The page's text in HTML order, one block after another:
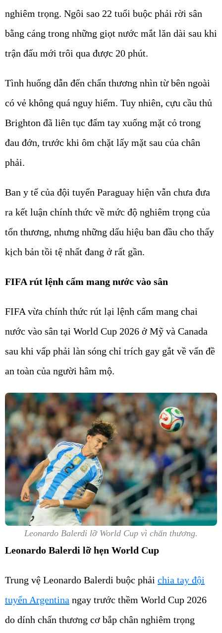
nghiêm trọng. Ngôi sao 22 tuổi buộc phải rời sân
bằng cáng trong những giọt nước mắt lăn dài sau khi
trận đấu mới trôi qua được 20 phút.
Tình huống dẫn đến chấn thương nhìn từ bên ngoài
có vẻ không quá nguy hiểm. Tuy nhiên, cựu cầu thủ
Brighton đã liên tục đấm tay xuống mặt cỏ trong
đau đớn, trước khi ôm chặt lấy mặt sau của chân
phải.
Ban y tế của đội tuyển Paraguay hiện vẫn chưa đưa
ra kết luận chính thức về mức độ nghiêm trọng của
tổn thương, nhưng những dấu hiệu ban đầu cho thấy
kịch bản tồi tệ nhất đang ở rất gần.
FIFA rút lệnh cấm mang nước vào sân
FIFA vừa chính thức rút lại lệnh cấm mang chai
nước vào sân tại World Cup 2026 ở Mỹ và Canada
sau khi vấp phải làn sóng chỉ trích gay gắt về vấn đề
an toàn của người hâm mộ.
Leonardo Balerdi lỡ World Cup vì chấn thương.
Leonardo Balerdi lỡ hẹn World Cup
Trung vệ Leonardo Balerdi buộc phải chia tay đội
tuyển Argentina ngay trước thềm World Cup 2026
do dính chấn thương cơ bắp chân nghiêm trọng